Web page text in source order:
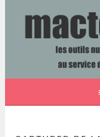
LES OUTILS